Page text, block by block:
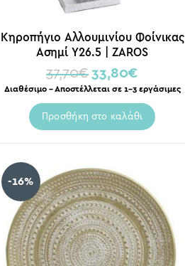
Κηροπήγιο Αλλουμινίου Φοίνικας
Ασημί Υ26.5 | ZAROS
37,70€ 33,80€
Διαθέσιμο – Αποστέλλεται σε 1-3 εργάσιμες
Προσθήκη στο καλάθι
-16%